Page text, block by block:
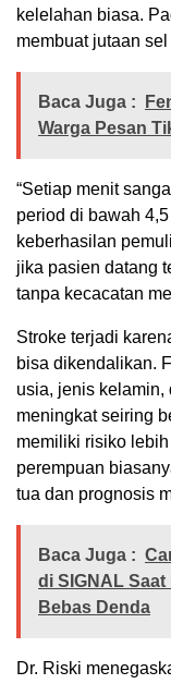
kelelahan biasa.
membuat jutaan
Baca Juga :
Warga Pesan
“Setiap menit
period di bawah
keberhasilan
jika pasien datang
tanpa kecacatan
Stroke terjadi
bisa dikendalikan.
usia, jenis kelamin,
meningkat seiring
memiliki risiko
perempuan
tua dan prognosis
Baca Juga :
di SIGNAL
Bebas Denda
Dr. Riski